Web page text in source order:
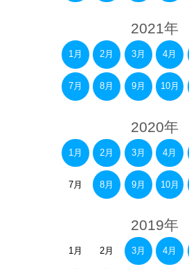
2021年
1月 2月 3月 4月
7月 8月 9月 10月
2020年
1月 2月 3月 4月
7月 8月 9月 10月
2019年
1月 2月 3月 4月